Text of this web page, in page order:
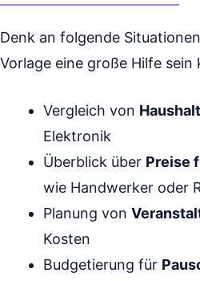
Denk an folgende
Vorlage eine große Hilfe sein
Vergleich von
Elektronik
Überblick über Preise
wie Handwerker oder
Planung von
Kosten
Budgetierung für